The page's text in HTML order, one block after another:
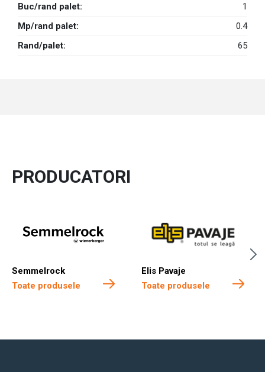
Buc/rand palet:
1
Mp/rand palet:
0.4
Rand/palet:
65
PRODUCATORI
Semmelrock
Toate produsele
Elis Pavaje
Toate produsele